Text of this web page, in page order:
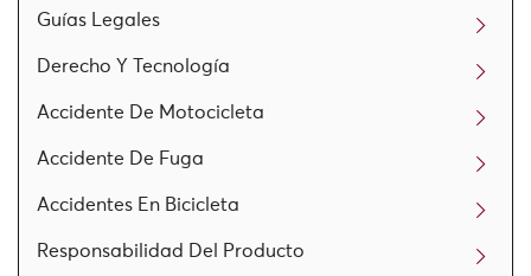
Guías Legales
Derecho Y Tecnología
Accidente De Motocicleta
Accidente De Fuga
Accidentes En Bicicleta
Responsabilidad Del Producto